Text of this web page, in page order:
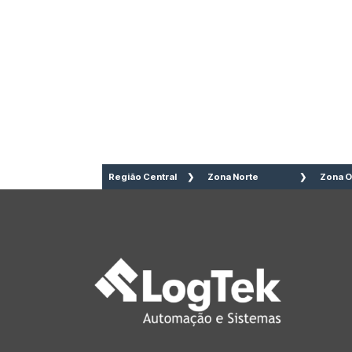
Região Central
Brás
Cambuci
Centro
Consolação
Zona Norte
Jaçanã
Jardim São
Paulo
Zona